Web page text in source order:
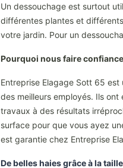
Un dessouchage est surtout
différentes plantes et
votre jardin. Pour un
Pourquoi nous faire
Entreprise Elagage Sott 65
des meilleurs employés. Ils
travaux à des résultats
surface pour que vous ayez
est garantie chez Entreprise
De belles haies grâce à la